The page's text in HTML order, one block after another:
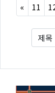
« 11